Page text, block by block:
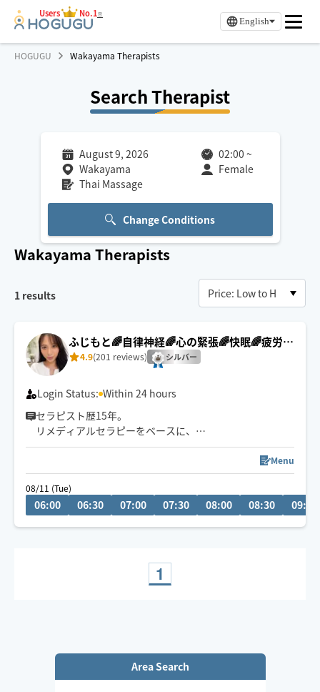
Users No.1※
English
HOGUGU Wakayama Therapists
Search Therapist
August 9, 2026 02:00 ~
Wakayama
Female
Thai Massage
Change Conditions
Wakayama Therapists
1 results
ふじもと🌈自律神経🌈心の緊張🌈快眠🌈疲労回
復4.9(201 reviews) シルバー
Login Status: Within 24 hours
セラピスト歴15年。
リメディアルセラピーをベースに、
身体の深部からゆるめながら
やさしくしっかり効く💪
ただ疲れを取るだけじゃなく、
「力を抜く感覚」を思い出す時間を。
本来のパフォーマンスに戻るお手伝いをしています。
Menu
08/11 (Tue)
06:00 06:30 07:00 07:30 08:00 08:30 09:00
1
Area Search